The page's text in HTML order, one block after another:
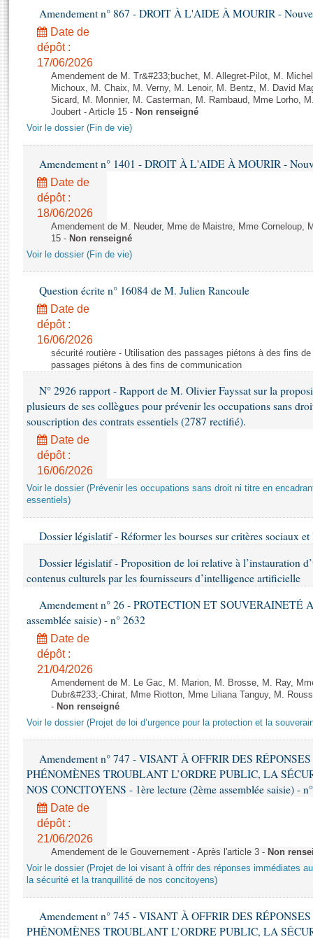
Propositions de loi
Amendements
Textes adoptés
Rapports d'information
Rapports d'enquête
Rapports législatifs
Dossiers législatifs
Budget et sécurité sociale
Questions écrites et orales
Comptes rendus des débats
Histoire
Juniors
Anciennes législatures
Liens vers les sites publics
Photos libres de droit
Amendement n° 867 - DROIT À L'AIDE À MOURIR -
Date de
dépôt :
17/06/2026
Amendement de M. Tr&#233;buchet, M. Allegret-Pilot, M.
Michoux, M. Chaix, M. Verny, M. Lenoir, M. Bentz, M. David
Sicard, M. Monnier, M. Casterman, M. Rambaud, Mme Lorho,
Joubert - Article 15 - Non renseigné
Voir le dossier (Fin de vie)
Amendement n° 1401 - DROIT À L'AIDE À MOURIR -
Date de
dépôt :
18/06/2026
Amendement de M. Neuder, Mme de Maistre, Mme Corneloup,
15 - Non renseigné
Voir le dossier (Fin de vie)
Question écrite n° 16084 de M. Julien Rancoule
Date de
dépôt :
16/06/2026
sécurité routière - Utilisation des passages piétons à des fins
passages piétons à des fins de communication
N° 2926 rapport - Rapport de M. Olivier Fayssat sur la
plusieurs de ses collègues pour prévenir les occupations sans
souscription des contrats essentiels (2787 rectifié).
Date de
dépôt :
16/06/2026
Voir le dossier (Prévenir les occupations sans droit ni titre en
essentiels)
Dossier législatif - Réformer les bourses sur critères sociaux
Dossier législatif - Proposition de loi relative à l’instauration
contenus culturels par les fournisseurs d’intelligence artificielle
Amendement n° 26 - PROTECTION ET SOUVERAINETÉ
assemblée saisie) - n° 2632
Date de
dépôt :
21/04/2026
Amendement de M. Le Gac, M. Marion, M. Brosse, M. Ray,
Dubr&#233;-Chirat, Mme Riotton, Mme Liliana Tanguy, M.
- Non renseigné
Voir le dossier (Projet de loi d’urgence pour la protection et la
Amendement n° 747 - VISANT À OFFRIR DES
PHÉNOMÈNES TROUBLANT L’ORDRE PUBLIC, LA
NOS CONCITOYENS - 1ère lecture (2ème assemblée saisie) -
Date de
dépôt :
21/06/2026
Amendement de le Gouvernement - Après l'article 3 - Non
Voir le dossier (Projet de loi visant à offrir des réponses immédiates
la sécurité et la tranquillité de nos concitoyens)
Amendement n° 745 - VISANT À OFFRIR DES
PHÉNOMÈNES TROUBLANT L’ORDRE PUBLIC, LA